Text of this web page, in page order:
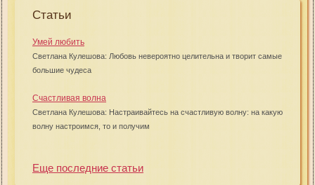
Статьи
Умей любить
Светлана Кулешова: Любовь невероятно целительна и творит самые
большие чудеса
Счастливая волна
Светлана Кулешова: Настраивайтесь на счастливую волну: на какую
волну настроимся, то и получим
Еще последние статьи